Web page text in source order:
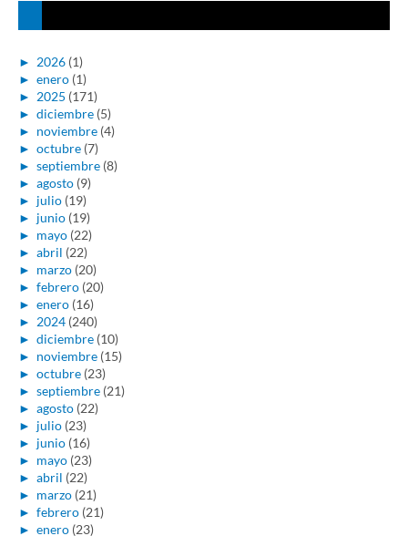
► 2026 (1)
► enero (1)
► 2025 (171)
► diciembre (5)
► noviembre (4)
► octubre (7)
► septiembre (8)
► agosto (9)
► julio (19)
► junio (19)
► mayo (22)
► abril (22)
► marzo (20)
► febrero (20)
► enero (16)
► 2024 (240)
► diciembre (10)
► noviembre (15)
► octubre (23)
► septiembre (21)
► agosto (22)
► julio (23)
► junio (16)
► mayo (23)
► abril (22)
► marzo (21)
► febrero (21)
► enero (23)